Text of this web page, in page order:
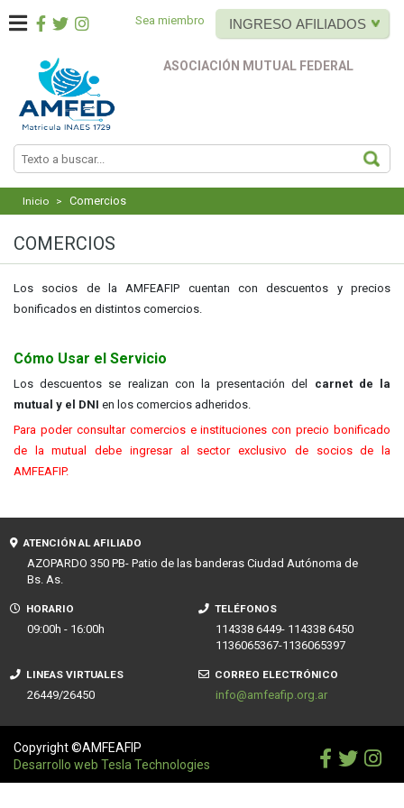
INGRESO AFILIADOS
Sea miembro
ASOCIACIÓN MUTUAL FEDERAL
Inicio > Comercios
COMERCIOS
Los socios de la AMFEAFIP cuentan con descuentos y precios
bonificados en distintos comercios.
Cómo Usar el Servicio
Los descuentos se realizan con la presentación del carnet de la
mutual y el DNI en los comercios adheridos.
Para poder consultar comercios e instituciones con precio bonificado
de la mutual debe ingresar al sector exclusivo de socios de la
AMFEAFIP.
ATENCIÓN AL AFILIADO
AZOPARDO 350 PB- Patio de las banderas Ciudad Autónoma de
Bs. As.
HORARIO
09:00h - 16:00h
TELÉFONOS
114338 6449- 114338 6450
1136065367-1136065397
LINEAS VIRTUALES
26449/26450
CORREO ELECTRÓNICO
info@amfeafip.org.ar
Copyright ©AMFEAFIP
Desarrollo web Tesla Technologies